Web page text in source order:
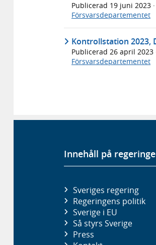
Publicerad 19 juni 2023 ·
Försvarsdepartementet
Kontrollstation 2023,
Publicerad 26 april 2023
Försvarsdepartementet
Innehåll på
Sveriges regering
Regeringens politik
Sverige i EU
Så styrs Sverige
Press